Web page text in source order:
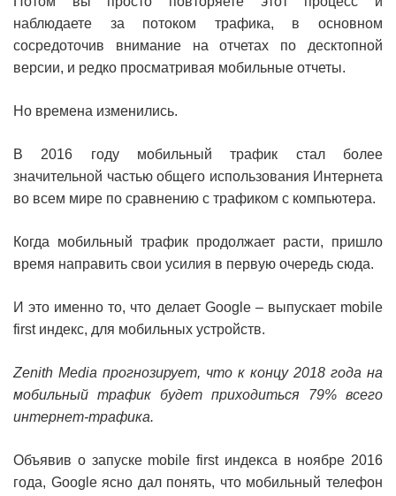
наблюдаете за потоком трафика, в основном
сосредоточив внимание на отчетах по десктопной
версии, и редко просматривая мобильные отчеты.
Но времена изменились.
В 2016 году мобильный трафик стал более
значительной частью общего использования Интернета
во всем мире по сравнению с трафиком с компьютера.
Когда мобильный трафик продолжает расти, пришло
время направить свои усилия в первую очередь сюда.
И это именно то, что делает Google – выпускает mobile
first индекс, для мобильных устройств.
Zenith Media прогнозирует, что к концу 2018 года на
мобильный трафик будет приходиться 79% всего
интернет-трафика.
Объявив о запуске mobile first индекса в ноябре 2016
года, Google ясно дал понять, что мобильный телефон